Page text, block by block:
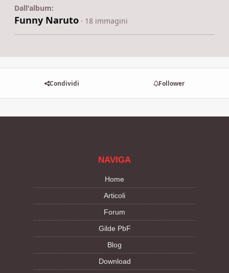
Dall'album:
Funny Naruto · 18 immagini
Condividi Follower
NAVIGA
Home
Articoli
Forum
Gilde PbF
Blog
Download